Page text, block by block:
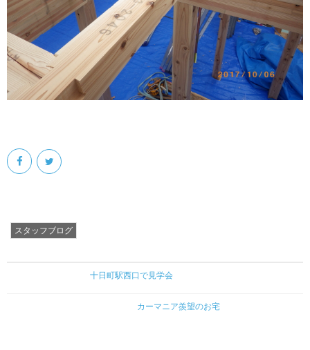
スタッフブログ
十日町駅西口で見学会
カーマニア羨望のお宅